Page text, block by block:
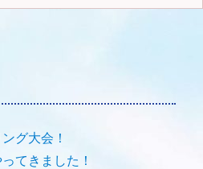
グ大会！
てきました！